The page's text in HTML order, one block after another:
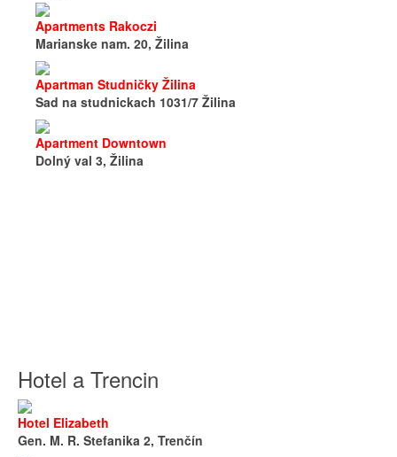
Apartments Rakoczi
Marianske nam. 20, Žilina
Apartman Studničky Žilina
Sad na studnickach 1031/7 Žilina
Apartment Downtown
Dolný val 3, Žilina
Hotel a Trencin
Hotel Elizabeth
Gen. M. R. Stefanika 2, Trenčín